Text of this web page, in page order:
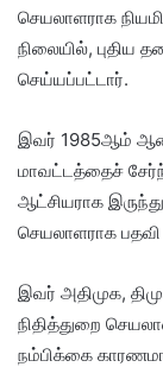
செயலாளராக
நிலையில்,
செய்யப்பட்டார்.
இவர் 1985ஆம்
மாவட்டத்தைச்
ஆட்சியராக
செயலாளராக
இவர் அதிமுக,
நிதித்துறை
நம்பிக்கை